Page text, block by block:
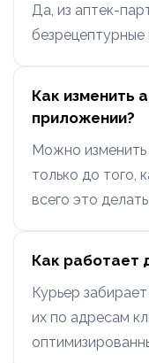
Да, из аптек-
безрецептурные
Как изменить
приложении?
Можно изменить
только до того,
всего это
Как работает
Курьер
их по адресам